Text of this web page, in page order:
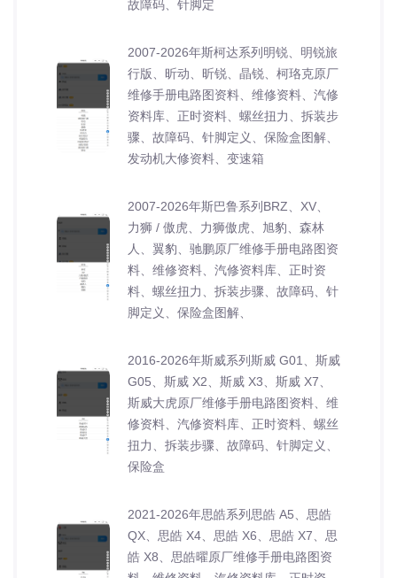
故障码、针脚定
2007-2026年斯柯达系列明锐、明锐旅
行版、昕动、昕锐、晶锐、柯珞克原厂
维修手册电路图资料、维修资料、汽修
资料库、正时资料、螺丝扭力、拆装步
骤、故障码、针脚定义、保险盒图解、
发动机大修资料、变速箱
2007-2026年斯巴鲁系列BRZ、XV、
力狮 / 傲虎、力狮傲虎、旭豹、森林
人、翼豹、驰鹏原厂维修手册电路图资
料、维修资料、汽修资料库、正时资
料、螺丝扭力、拆装步骤、故障码、针
脚定义、保险盒图解、
2016-2026年斯威系列斯威 G01、斯威
G05、斯威 X2、斯威 X3、斯威 X7、
斯威大虎原厂维修手册电路图资料、维
修资料、汽修资料库、正时资料、螺丝
扭力、拆装步骤、故障码、针脚定义、
保险盒
2021-2026年思皓系列思皓 A5、思皓
QX、思皓 X4、思皓 X6、思皓 X7、思
皓 X8、思皓曜原厂维修手册电路图资